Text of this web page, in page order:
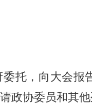
托，向大会报
政协委员和其